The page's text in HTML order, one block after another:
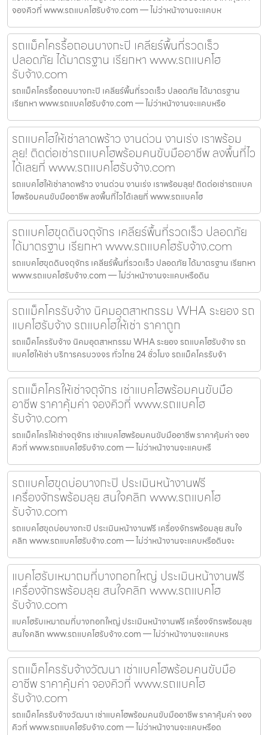
จองคิวที่ www.รถแบคโฮรับจ้าง.com — ไม่ว่าหน้างานจะแคบห
รถแม็คโครรื้อถอนบางกะปิ เคลียร์พื้นที่รวดเร็ว
ปลอดภัย ได้มาตรฐาน เรียกหา www.รถแบคโฮ
รับจ้าง.com
รถแม็คโครรื้อถอนบางกะปิ เคลียร์พื้นที่รวดเร็ว ปลอดภัย ได้มาตรฐาน
เรียกหา www.รถแบคโฮรับจ้าง.com — ไม่ว่าหน้างานจะแคบหรือ
รถแบคโฮให้เช่าลาดพร้าว งานด่วน งานเร่ง เราพร้อม
ลุย! ติดต่อเช่ารถแบคโฮพร้อมคนขับมืออาชีพ ลงพื้นที่ไว
ได้เลยที่ www.รถแบคโฮรับจ้าง.com
รถแบคโฮให้เช่าลาดพร้าว งานด่วน งานเร่ง เราพร้อมลุย! ติดต่อเช่ารถแบค
โฮพร้อมคนขับมืออาชีพ ลงพื้นที่ไวได้เลยที่ www.รถแบคโฮ
รถแบคโฮขุดดินจตุจักร เคลียร์พื้นที่รวดเร็ว ปลอดภัย
ได้มาตรฐาน เรียกหา www.รถแบคโฮรับจ้าง.com
รถแบคโฮขุดดินจตุจักร เคลียร์พื้นที่รวดเร็ว ปลอดภัย ได้มาตรฐาน เรียกหา
www.รถแบคโฮรับจ้าง.com — ไม่ว่าหน้างานจะแคบหรือดิน
รถแม็คโครรับจ้าง นิคมอุตสาหกรรม WHA ระยอง รถ
แบคโฮรับจ้าง รถแบคโฮให้เช่า ราคาถูก
รถแม็คโครรับจ้าง นิคมอุตสาหกรรม WHA ระยอง รถแบคโฮรับจ้าง รถ
แบคโฮให้เช่า บริการครบวงจร ทั่วไทย 24 ชั่วโมง รถแม็คโครรับจ้า
รถแม็คโครให้เช่าจตุจักร เช่าแบคโฮพร้อมคนขับมือ
อาชีพ ราคาคุ้มค่า จองคิวที่ www.รถแบคโฮ
รับจ้าง.com
รถแม็คโครให้เช่าจตุจักร เช่าแบคโฮพร้อมคนขับมืออาชีพ ราคาคุ้มค่า จอง
คิวที่ www.รถแบคโฮรับจ้าง.com — ไม่ว่าหน้างานจะแคบหรื
รถแบคโฮขุดบ่อบางกะปิ ประเมินหน้างานฟรี
เครื่องจักรพร้อมลุย สนใจคลิก www.รถแบคโฮ
รับจ้าง.com
รถแบคโฮขุดบ่อบางกะปิ ประเมินหน้างานฟรี เครื่องจักรพร้อมลุย สนใจ
คลิก www.รถแบคโฮรับจ้าง.com — ไม่ว่าหน้างานจะแคบหรือดินจะ
แบคโฮรับเหมาถมที่บางกอกใหญ่ ประเมินหน้างานฟรี
เครื่องจักรพร้อมลุย สนใจคลิก www.รถแบคโฮ
รับจ้าง.com
แบคโฮรับเหมาถมที่บางกอกใหญ่ ประเมินหน้างานฟรี เครื่องจักรพร้อมลุย
สนใจคลิก www.รถแบคโฮรับจ้าง.com — ไม่ว่าหน้างานจะแคบหร
รถแม็คโครรับจ้างวัฒนา เช่าแบคโฮพร้อมคนขับมือ
อาชีพ ราคาคุ้มค่า จองคิวที่ www.รถแบคโฮ
รับจ้าง.com
รถแม็คโครรับจ้างวัฒนา เช่าแบคโฮพร้อมคนขับมืออาชีพ ราคาคุ้มค่า จอง
คิวที่ www.รถแบคโฮรับจ้าง.com — ไม่ว่าหน้างานจะแคบหรือด